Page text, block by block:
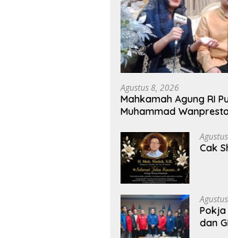
Agustus 8, 2026
Mahkamah Agung RI
Muhammad
Cak
dan